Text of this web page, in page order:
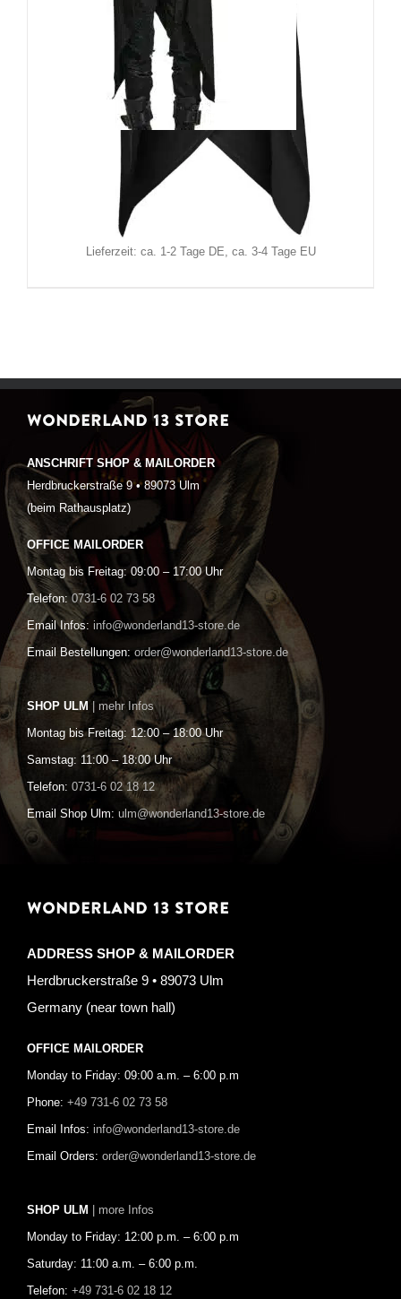
Punk Rave Weste Mad Nomad
Lieferzeit: ca. 1-2 Tage DE, ca. 3-4 Tage EU
WONDERLAND 13 STORE
ANSCHRIFT SHOP & MAILORDER
Herdbruckerstraße 9 • 89073 Ulm
(beim Rathausplatz)
OFFICE MAILORDER
Montag bis Freitag: 09:00 – 17:00 Uhr
Telefon: 0731-6 02 73 58
Email Infos: info@wonderland13-store.de
Email Bestellungen: order@wonderland13-store.de
SHOP ULM | mehr Infos
Montag bis Freitag: 12:00 – 18:00 Uhr
Samstag: 11:00 – 18:00 Uhr
Telefon: 0731-6 02 18 12
Email Shop Ulm: ulm@wonderland13-store.de
WONDERLAND 13 STORE
ADDRESS SHOP & MAILORDER
Herdbruckerstraße 9 • 89073 Ulm
Germany (near town hall)
OFFICE MAILORDER
Monday to Friday: 09:00 a.m. – 6:00 p.m
Phone: +49 731-6 02 73 58
Email Infos: info@wonderland13-store.de
Email Orders: order@wonderland13-store.de
SHOP ULM | more Infos
Monday to Friday: 12:00 p.m. – 6:00 p.m
Saturday: 11:00 a.m. – 6:00 p.m.
Telefon: +49 731-6 02 18 12